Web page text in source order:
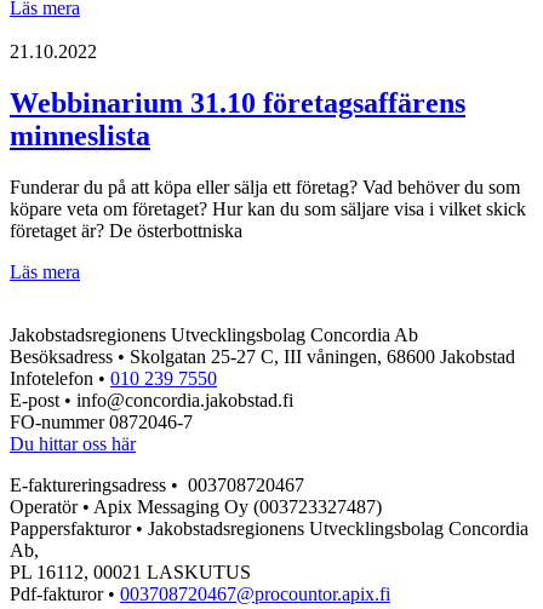
Läs mera
ägarskiften
webbinarium
28.11
21.10.2022
Webbinarium 31.10 företagsaffärens
minneslista
Funderar du på att köpa eller sälja ett företag? Vad behöver du som
köpare veta om företaget? Hur kan du som säljare visa i vilket skick
företaget är? De österbottniska
Läs mera
minneslista
Jakobstadsregionens Utvecklingsbolag Concordia Ab
Besöksadress • Skolgatan 25-27 C, III våningen, 68600 Jakobstad
Infotelefon • 010 239 7550
E-post • info@concordia.jakobstad.fi
FO-nummer 0872046-7
Du hittar oss här
E-faktureringsadress • 003708720467
Operatör • Apix Messaging Oy (003723327487)
Pappersfakturor • Jakobstadsregionens Utvecklingsbolag Concordia
Ab,
PL 16112, 00021 LASKUTUS
Pdf-fakturor • 003708720467@procountor.apix.fi